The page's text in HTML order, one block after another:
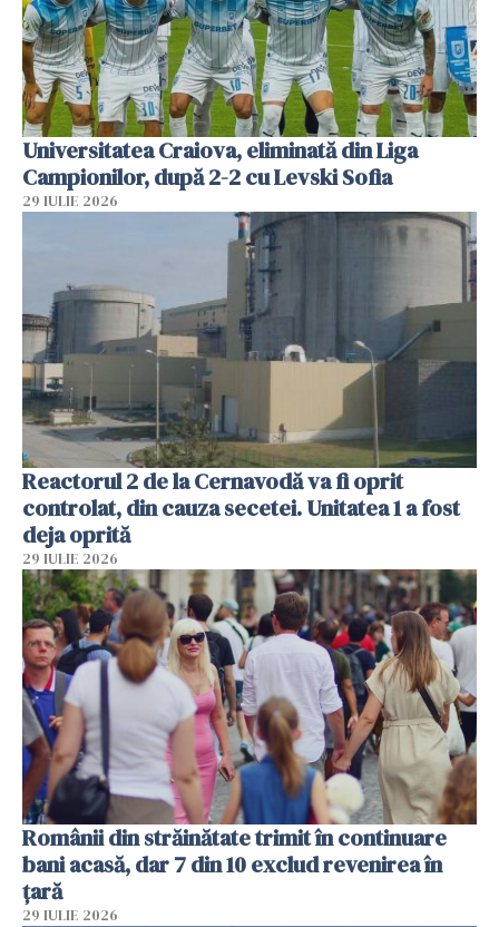
Universitatea Craiova, eliminată din Liga
Campionilor, după 2-2 cu Levski Sofia
29 IULIE 2026
Reactorul 2 de la Cernavodă va fi oprit
controlat, din cauza secetei. Unitatea 1 a fost
deja oprită
29 IULIE 2026
Românii din străinătate trimit în continuare
bani acasă, dar 7 din 10 exclud revenirea în
țară
29 IULIE 2026